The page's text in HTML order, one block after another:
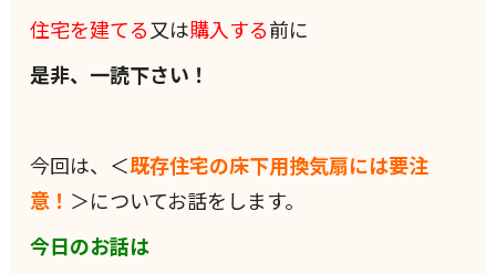
住宅を建てる又は購入する前に
是非、一読下さい！
今回は、＜既存住宅の床下用換気扇には要注
意！ ＞についてお話をします。
今日のお話は